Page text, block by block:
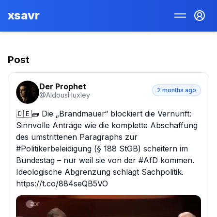
xsavr
Post
Der Prophet
@AldousHuxIey
2 months ago
🇩🇪🧱 Die „Brandmauer“ blockiert die Vernunft:
Sinnvolle Anträge wie die komplette Abschaffung
des umstrittenen Paragraphs zur
#Politikerbeleidigung (§ 188 StGB) scheitern im
Bundestag – nur weil sie von der #AfD kommen.
Ideologische Abgrenzung schlägt Sachpolitik.
https://t.co/884seQB5VO